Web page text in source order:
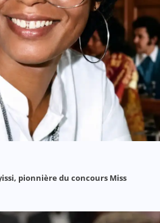
pionnière du concours Miss